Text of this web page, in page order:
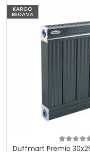
KARGO
BEDAVA
Duffmart Premio